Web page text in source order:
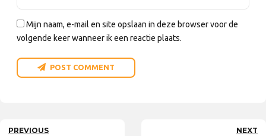
Mijn naam, e-mail en site opslaan in deze browser voor de
volgende keer wanneer ik een reactie plaats.
POST COMMENT
PREVIOUS NEXT